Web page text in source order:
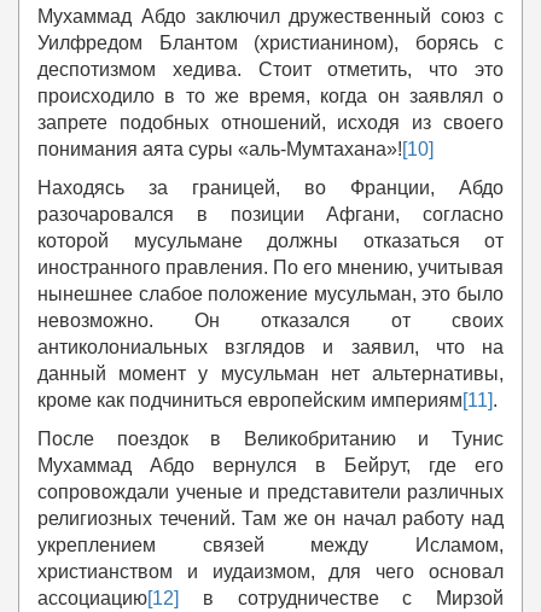
Мухаммад Абдо заключил дружественный союз с
Уилфредом Блантом (христианином), борясь с
деспотизмом хедива. Стоит отметить, что это
происходило в то же время, когда он заявлял о
запрете подобных отношений, исходя из своего
понимания аята суры «аль-Мумтахана»![10]
Находясь за границей, во Франции, Абдо
разочаровался в позиции Афгани, согласно
которой мусульмане должны отказаться от
иностранного правления. По его мнению, учитывая
нынешнее слабое положение мусульман, это было
невозможно. Он отказался от своих
антиколониальных взглядов и заявил, что на
данный момент у мусульман нет альтернативы,
кроме как подчиниться европейским империям[11].
После поездок в Великобританию и Тунис
Мухаммад Абдо вернулся в Бейрут, где его
сопровождали ученые и представители различных
религиозных течений. Там же он начал работу над
укреплением связей между Исламом,
христианством и иудаизмом, для чего основал
ассоциацию[12]
в сотрудничестве с Мирзой